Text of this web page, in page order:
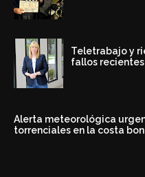
Teletrabajo y
fallos
Alerta meteorológica
torrenciales en la costa